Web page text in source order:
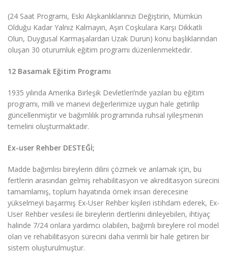
(24 Saat Programı, Eski Alışkanlıklarınızı Değiştirin, Mümkün
Olduğu Kadar Yalnız Kalmayın, Aşırı Coşkulara Karşı Dikkatli
Olun, Duygusal Karmaşalardan Uzak Durun) konu başlıklarından
oluşan 30 oturumluk eğitim programı düzenlenmektedir.
12 Basamak Eğitim Programı
1935 yılında Amerika Birleşik Devletleri’nde yazılan bu eğitim
programı, milli ve manevi değerlerimize uygun hale getirilip
güncellenmiştir ve bağımlılık programında ruhsal iyileşmenin
temelini oluşturmaktadır.
Ex-user Rehber DESTEĞİ;
Madde bağımlısı bireylerin dilini çözmek ve anlamak için, bu
fertlerin arasından gelmiş rehabilitasyon ve akreditasyon sürecini
tamamlamış, toplum hayatında örnek insan derecesine
yükselmeyi başarmış Ex-User Rehber kişileri istihdam ederek, Ex-
User Rehber vesilesi ile bireylerin dertlerini dinleyebilen, ihtiyaç
halinde 7/24 onlara yardımcı olabilen, bağımlı bireylere rol model
olan ve rehabilitasyon sürecini daha verimli bir hale getiren bir
sistem oluşturulmuştur.